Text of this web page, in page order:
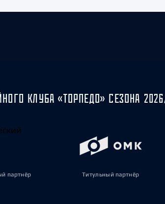
КЛУБА «ТОРПЕДО» СЕЗОНА
партнёр Титульный партнёр